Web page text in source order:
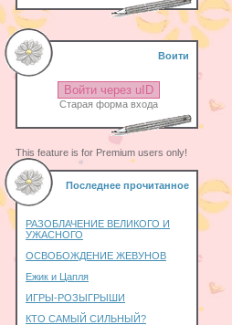
Воити
Войти через uID
Старая форма входа
This feature is for Premium users only!
Последнее прочитанное
РАЗОБЛАЧЕНИЕ ВЕЛИКОГО И
УЖАСНОГО
ОСВОБОЖДЕНИЕ ЖЕВУНОВ
Ежик и Цапля
ИГРЫ-РОЗЫГРЫШИ
КТО САМЫЙ СИЛЬНЫЙ?